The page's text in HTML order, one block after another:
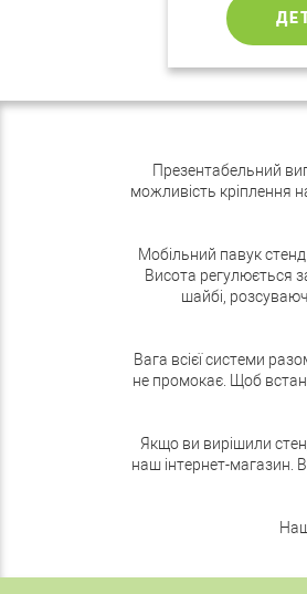
Презентабельний
можливість кріплення
Мобільний павук
Висота регулюється
шайбі,
Вага всієї системи
не промокає. Щоб
Якщо ви вирішили
наш інтернет-магазин.